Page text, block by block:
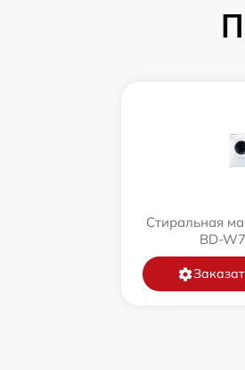
Стиральная
BD-